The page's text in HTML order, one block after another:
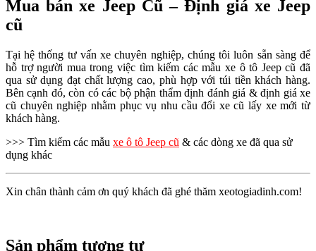
Mua bán xe Jeep Cũ – Định giá xe Jeep
cũ
Tại hệ thống tư vấn xe chuyên nghiệp, chúng tôi luôn sẵn sàng để
hỗ trợ người mua trong việc tìm kiếm các mẫu xe ô tô Jeep cũ đã
qua sử dụng đạt chất lượng cao, phù hợp với túi tiền khách hàng.
Bên cạnh đó, còn có các bộ phận thẩm định đánh giá & định giá xe
cũ chuyên nghiệp nhằm phục vụ nhu cầu đổi xe cũ lấy xe mới từ
khách hàng.
>>> Tìm kiếm các mẫu xe ô tô Jeep cũ & các dòng xe đã qua sử
dụng khác
Xin chân thành cảm ơn quý khách đã ghé thăm xeotogiadinh.com!
Sản phẩm tương tự